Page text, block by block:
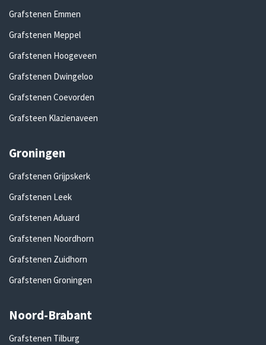
Grafstenen Emmen
Grafstenen Meppel
Grafstenen Hoogeveen
Grafstenen Dwingeloo
Grafstenen Coevorden
Grafsteen Klazienaveen
Groningen
Grafstenen Grijpskerk
Grafstenen Leek
Grafstenen Aduard
Grafstenen Noordhorn
Grafstenen Zuidhorn
Grafstenen Groningen
Noord-Brabant
Grafstenen Tilburg